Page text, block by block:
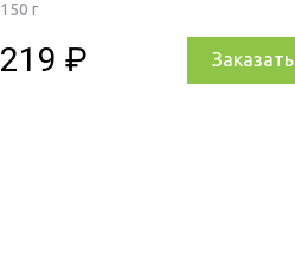
150 г
219 ₽ Заказать